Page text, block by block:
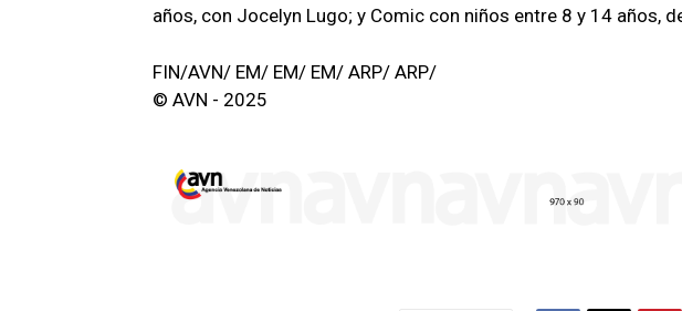
años, con Jocelyn Lugo; y Comic con niños entre 8 y 14 años,
FIN/AVN/ EM/ EM/ EM/ ARP/ ARP/
© AVN - 2025